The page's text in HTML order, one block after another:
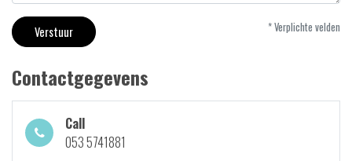
Verstuur * Verplichte velden
Contactgegevens
Call
053 5741881